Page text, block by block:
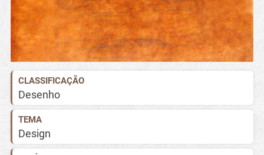
CLASSIFICAÇÃO
Desenho
TEMA
Design